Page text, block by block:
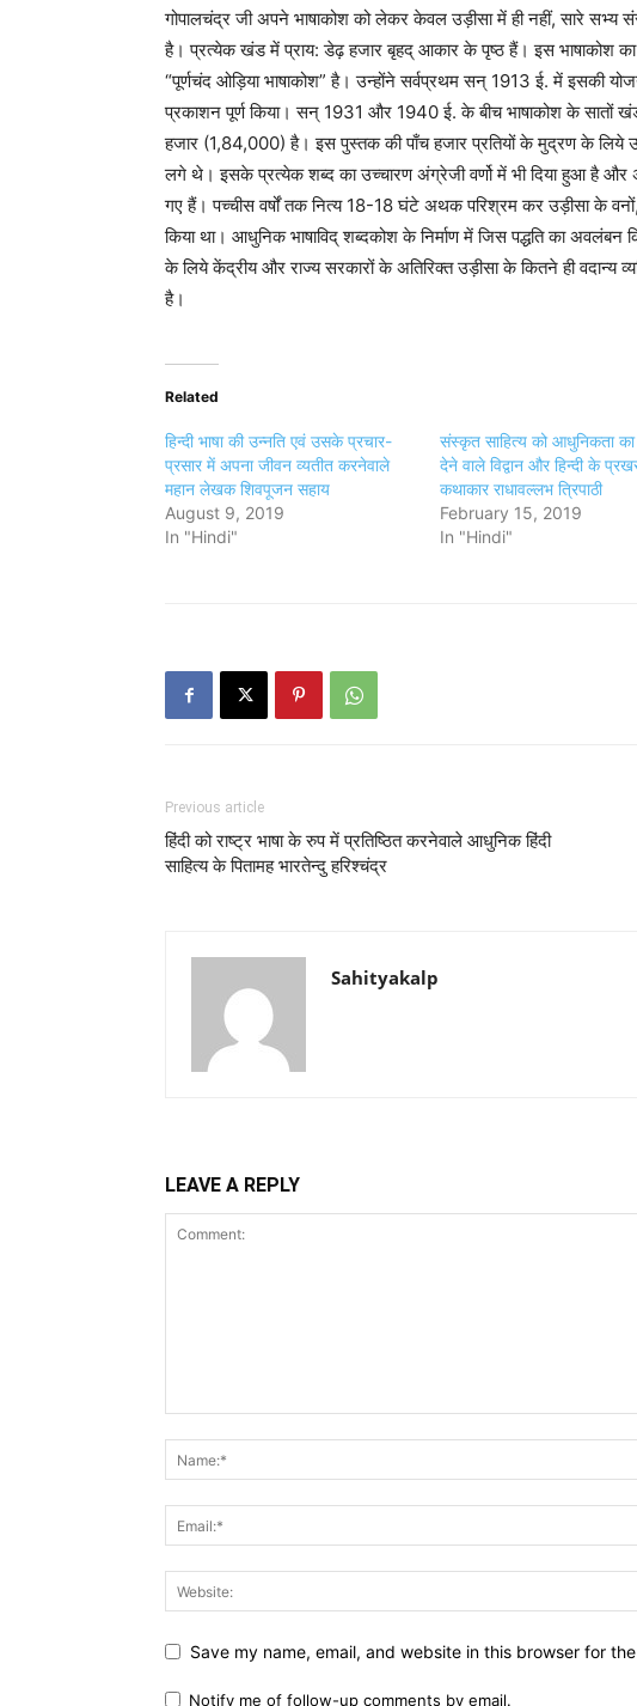
गोपालचंद्र जी अपने भाषाकोश को लेकर केवल उड़ीसा में ही नहीं, सारे सभ्य
है। प्रत्येक खंड में प्राय: डेढ़ हजार बृहद् आकार के पृष्ठ हैं। इस भाषाकोश
“पूर्णचंद ओड़िया भाषाकोश” है। उन्होंने सर्वप्रथम सन् 1913 ई. में इसकी
प्रकाशन पूर्ण किया। सन् 1931 और 1940 ई. के बीच भाषाकोश के सातों
हजार (1,84,000) है। इस पुस्तक की पाँच हजार प्रतियों के मुद्रण के
लगे थे। इसके प्रत्येक शब्द का उच्चारण अंग्रेजी वर्णो में भी दिया हुआ है और
गए हैं। पच्चीस वर्षों तक नित्य 18-18 घंटे अथक परिश्रम कर उड़ीसा के
किया था। आधुनिक भाषाविद् शब्दकोश के निर्माण में जिस पद्धति का
के लिये केंद्रीय और राज्य सरकारों के अतिरिक्त उड़ीसा के कितने ही वदान्य
है।
Related
हिन्दी भाषा की उन्नति एवं उसके प्रचार-
प्रसार में अपना जीवन व्यतीत करनेवाले
महान लेखक शिवपूजन सहाय
August 9, 2019
In "Hindi"
संस्कृत साहित्य को आधुनिकता
देने वाले विद्वान और हिन्दी के
कथाकार राधावल्लभ त्रिपाठी
February 15, 2019
In "Hindi"
Previous article
हिंदी को राष्ट्र भाषा के रुप में प्रतिष्ठित करनेवाले आधुनिक हिंदी
साहित्य के पितामह भारतेन्दु हरिश्चंद्र
Sahityakalp
LEAVE A REPLY
Save my name, email, and website in this browser for
Notify me of follow-up comments by email.